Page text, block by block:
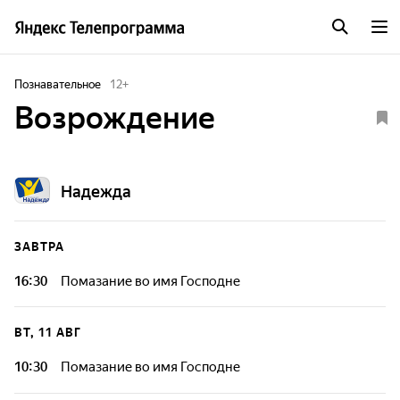
Познавательное 12+
Возрождение
Надежда
ЗАВТРА
16:30 Помазание во имя Господне
Состояние апатии и бессмысленности, осознание обилия
лишь безнадежно сложить руки. Напротив, пора начинать
ВТ, 11 АВГ
10:30 Помазание во имя Господне
Состояние апатии и бессмысленности, осознание обилия